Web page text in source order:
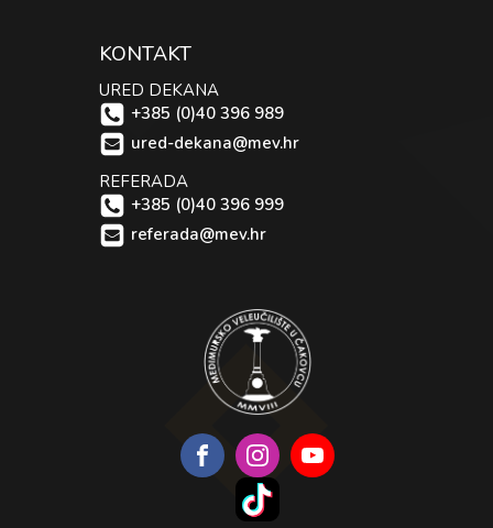
KONTAKT
URED DEKANA
+385 (0)40 396 989
ured-dekana@mev.hr
REFERADA
+385 (0)40 396 999
referada@mev.hr